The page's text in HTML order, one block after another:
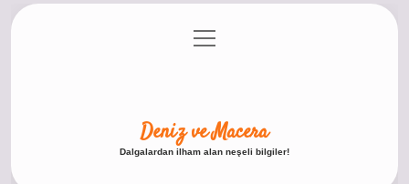
Gizlilik Politikası
menüyü
aç
Deniz ve Macera
Dalgalardan ilham alan neşeli bilgiler!